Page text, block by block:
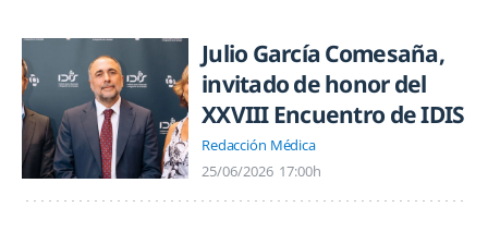
Julio García Comesaña,
invitado de honor del
XXVIII Encuentro de IDIS
Redacción Médica
25/06/2026 17:00h